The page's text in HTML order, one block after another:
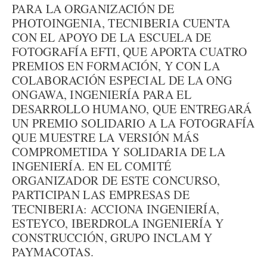
PARA LA ORGANIZACIÓN DE
PHOTOINGENIA, TECNIBERIA CUENTA
CON EL APOYO DE LA ESCUELA DE
FOTOGRAFÍA EFTI, QUE APORTA CUATRO
PREMIOS EN FORMACIÓN, Y CON LA
COLABORACIÓN ESPECIAL DE LA ONG
ONGAWA, INGENIERÍA PARA EL
DESARROLLO HUMANO, QUE ENTREGARÁ
UN PREMIO SOLIDARIO A LA FOTOGRAFÍA
QUE MUESTRE LA VERSIÓN MÁS
COMPROMETIDA Y SOLIDARIA DE LA
INGENIERÍA. EN EL COMITÉ
ORGANIZADOR DE ESTE CONCURSO,
PARTICIPAN LAS EMPRESAS DE
TECNIBERIA: ACCIONA INGENIERÍA,
ESTEYCO, IBERDROLA INGENIERÍA Y
CONSTRUCCIÓN, GRUPO INCLAM Y
PAYMACOTAS.